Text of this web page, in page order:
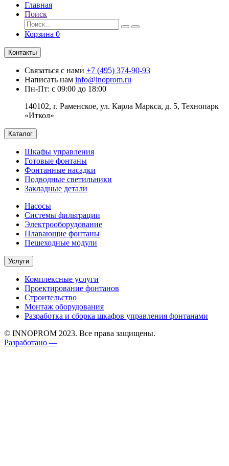
Главная
Поиск
Корзина 0
Контакты
Связаться с нами +7 (495) 374-90-93
Написать нам info@inoprom.ru
Пн-Пт: с 09:00 до 18:00
140102, г. Раменское, ул. Карла Маркса, д. 5, Технопарк
«Иткол»
Каталог
Шкафы управления
Готовые фонтаны
Фонтанные насадки
Подводные светильники
Закладные детали
Насосы
Системы фильтрации
Электрооборудование
Плавающие фонтаны
Пешеходные модули
Услуги
Комплексные услуги
Проектирование фонтанов
Строительство
Монтаж оборудования
Разработка и сборка шкафов управления фонтанами
© INNOPROM 2023. Все права защищены.
Разработано —